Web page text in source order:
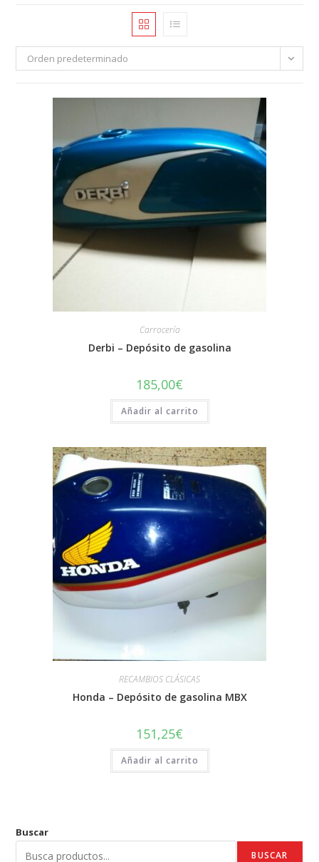
Orden predeterminado
Carrocería
Derbi – Depósito de gasolina
185,00€
Añadir al carrito
RECAMBIOS CLÁSICAS
Honda – Depósito de gasolina MBX
151,25€
Añadir al carrito
Buscar
BUSCAR